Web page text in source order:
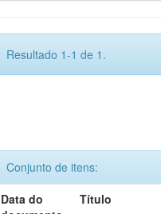
Resultado 1-1 de 1.
Conjunto de itens:
Data do
Título